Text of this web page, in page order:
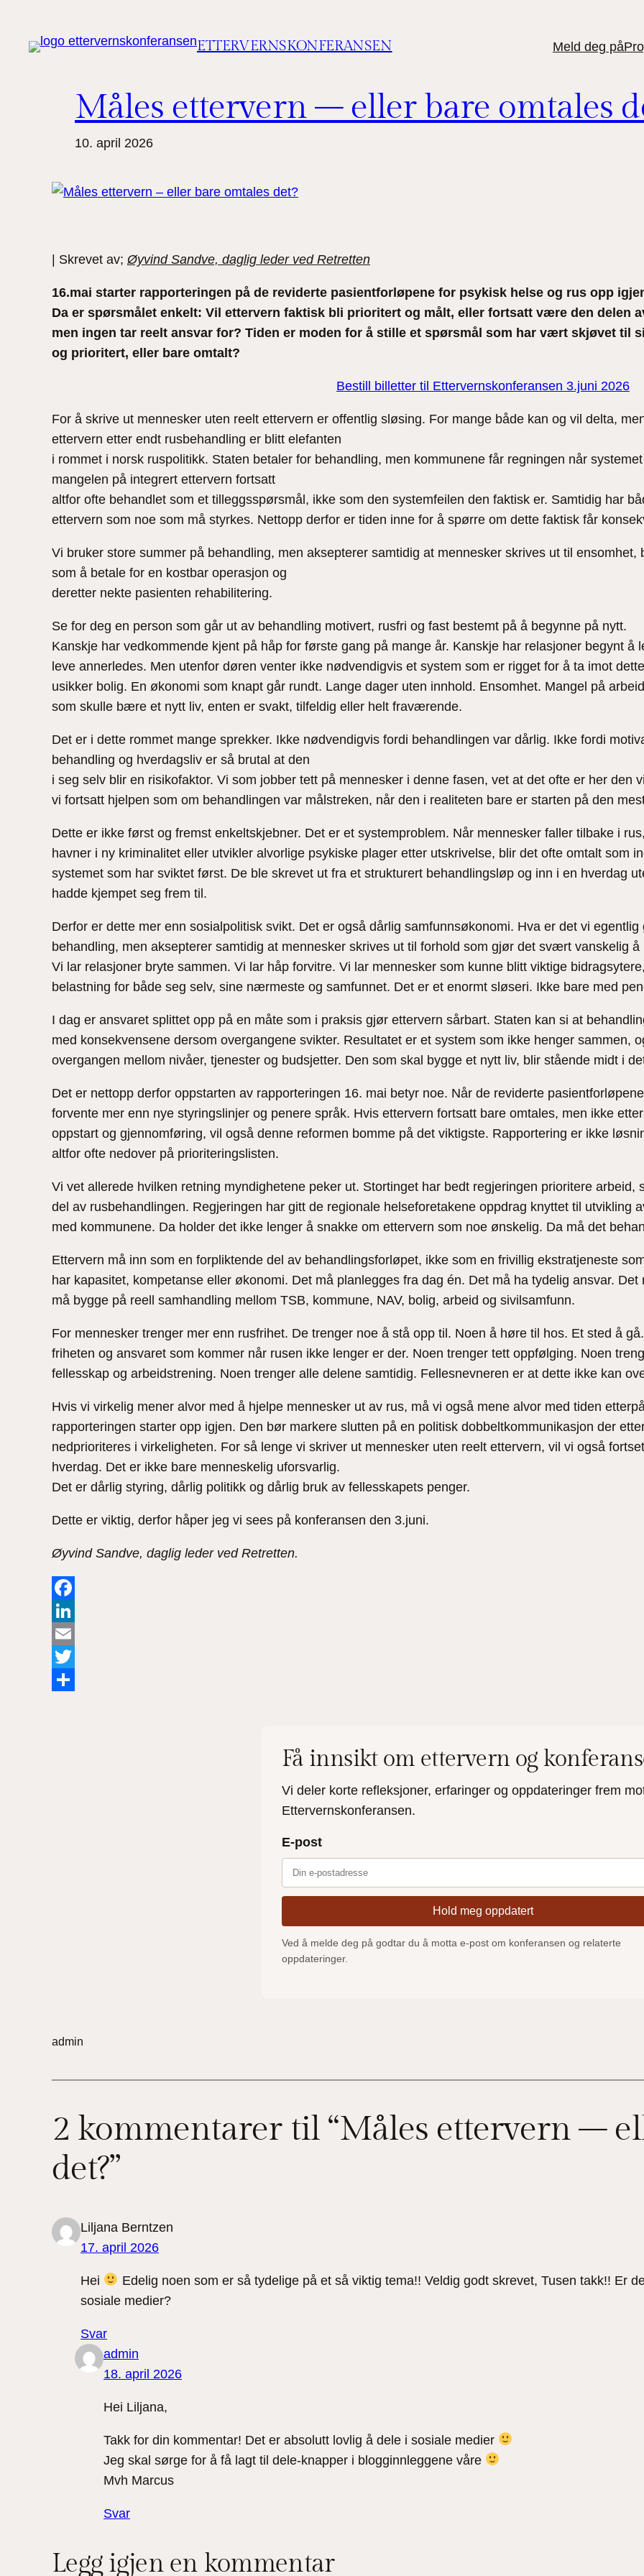
innhold
ETTERVERNSKONFERANSEN Meld deg på
Måles ettervern – eller bare omtales
10. april 2026
| Skrevet av; Øyvind Sandve, daglig leder ved Retretten
16.mai starter rapporteringen på de reviderte pasientforløpene for psykisk helse og rus opp
Da er spørsmålet enkelt: Vil ettervern faktisk bli prioritert og målt, eller fortsatt være den delen
men ingen tar reelt ansvar for? Tiden er moden for å stille et spørsmål som har vært skjøvet til
og prioritert, eller bare omtalt?
Bestill billetter til Ettervernskonferansen 3.juni 2026
For å skrive ut mennesker uten reelt ettervern er offentlig sløsing. For mange både kan og vil delta,
ettervern etter endt rusbehandling er blitt elefanten
i rommet i norsk ruspolitikk. Staten betaler for behandling, men kommunene får regningen når
mangelen på integrert ettervern fortsatt
altfor ofte behandlet som et tilleggsspørsmål, ikke som den systemfeilen den faktisk er. Samtidig har
ettervern som noe som må styrkes. Nettopp derfor er tiden inne for å spørre om dette faktisk får
Vi bruker store summer på behandling, men aksepterer samtidig at mennesker skrives ut til
som å betale for en kostbar operasjon og
deretter nekte pasienten rehabilitering.
Se for deg en person som går ut av behandling motivert, rusfri og fast bestemt på å begynne på nytt.
Kanskje har vedkommende kjent på håp for første gang på mange år. Kanskje har relasjoner begynt å
leve annerledes. Men utenfor døren venter ikke nødvendigvis et system som er rigget for å ta imot
usikker bolig. En økonomi som knapt går rundt. Lange dager uten innhold. Ensomhet. Mangel på
som skulle bære et nytt liv, enten er svakt, tilfeldig eller helt fraværende.
Det er i dette rommet mange sprekker. Ikke nødvendigvis fordi behandlingen var dårlig. Ikke fordi
behandling og hverdagsliv er så brutal at den
i seg selv blir en risikofaktor. Vi som jobber tett på mennesker i denne fasen, vet at det ofte er her den
vi fortsatt hjelpen som om behandlingen var målstreken, når den i realiteten bare er starten på den
Dette er ikke først og fremst enkeltskjebner. Det er et systemproblem. Når mennesker faller tilbake i
havner i ny kriminalitet eller utvikler alvorlige psykiske plager etter utskrivelse, blir det ofte omtalt som
systemet som har sviktet først. De ble skrevet ut fra et strukturert behandlingsløp og inn i en hverdag
hadde kjempet seg frem til.
Derfor er dette mer enn sosialpolitisk svikt. Det er også dårlig samfunnsøkonomi. Hva er det vi
behandling, men aksepterer samtidig at mennesker skrives ut til forhold som gjør det svært vanskelig
Vi lar relasjoner bryte sammen. Vi lar håp forvitre. Vi lar mennesker som kunne blitt viktige
belastning for både seg selv, sine nærmeste og samfunnet. Det er et enormt sløseri. Ikke bare med
I dag er ansvaret splittet opp på en måte som i praksis gjør ettervern sårbart. Staten kan si at
med konsekvensene dersom overgangene svikter. Resultatet er et system som ikke henger sammen,
overgangen mellom nivåer, tjenester og budsjetter. Den som skal bygge et nytt liv, blir stående midt i
Det er nettopp derfor oppstarten av rapporteringen 16. mai betyr noe. Når de reviderte
forvente mer enn nye styringslinjer og penere språk. Hvis ettervern fortsatt bare omtales, men ikke
oppstart og gjennomføring, vil også denne reformen bomme på det viktigste. Rapportering er ikke
altfor ofte nedover på prioriteringslisten.
Vi vet allerede hvilken retning myndighetene peker ut. Stortinget har bedt regjeringen prioritere
del av rusbehandlingen. Regjeringen har gitt de regionale helseforetakene oppdrag knyttet til utvikling
med kommunene. Da holder det ikke lenger å snakke om ettervern som noe ønskelig. Da må det
Ettervern må inn som en forpliktende del av behandlingsforløpet, ikke som en frivillig ekstratjeneste
har kapasitet, kompetanse eller økonomi. Det må planlegges fra dag én. Det må ha tydelig ansvar.
må bygge på reell samhandling mellom TSB, kommune, NAV, bolig, arbeid og sivilsamfunn.
For mennesker trenger mer enn rusfrihet. De trenger noe å stå opp til. Noen å høre til hos. Et sted å
friheten og ansvaret som kommer når rusen ikke lenger er der. Noen trenger tett oppfølging. Noen
fellesskap og arbeidstrening. Noen trenger alle delene samtidig. Fellesnevneren er at dette ikke kan
Hvis vi virkelig mener alvor med å hjelpe mennesker ut av rus, må vi også mene alvor med tiden
rapporteringen starter opp igjen. Den bør markere slutten på en politisk dobbeltkommunikasjon der
nedprioriteres i virkeligheten. For så lenge vi skriver ut mennesker uten reelt ettervern, vil vi også
hverdag. Det er ikke bare menneskelig uforsvarlig.
Det er dårlig styring, dårlig politikk og dårlig bruk av fellesskapets penger.
Dette er viktig, derfor håper jeg vi sees på konferansen den 3.juni.
Øyvind Sandve, daglig leder ved Retretten.
Facebook
LinkedIn
Email
Twitter
Få innsikt om ettervern og
Vi deler korte refleksjoner, erfaringer og oppdateringer frem
Ettervernskonferansen.
E-post
Hold meg oppdatert
Ved å melde deg på godtar du å motta e-post om konferansen og relaterte
oppdateringer.
admin
2 kommentarer til “Måles ettervern –
det?”
Liljana Berntzen
17. april 2026
Hei
Edelig noen som er så tydelige på et så viktig tema!! Veldig godt skrevet, Tusen takk!! Er
sosiale medier?
Svar
admin
18. april 2026
Hei Liljana,
Takk for din kommentar! Det er absolutt lovlig å dele i sosiale medier
Jeg skal sørge for å få lagt til dele-knapper i blogginnleggene våre
Mvh Marcus
Svar
Legg igjen en kommentar